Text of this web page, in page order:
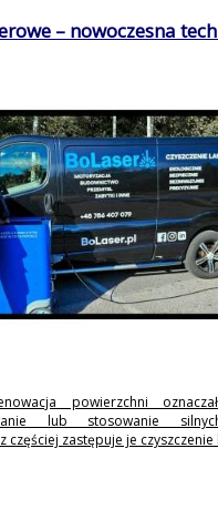
– nowoczesna
powierzchni
lub stosowanie
częściej zastępuje je